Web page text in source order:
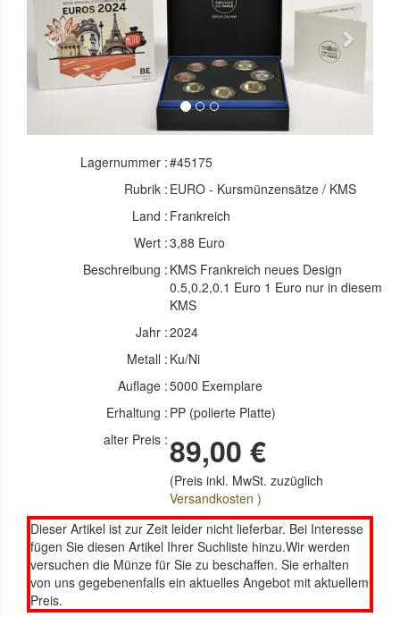
Previous Next
Lagernummer :#45175
Rubrik : EURO - Kursmünzensätze / KMS
Land : Frankreich
Wert :3,88 Euro
Beschreibung : KMS Frankreich neues Design
0.5,0.2,0.1 Euro 1 Euro nur in diesem
KMS
Jahr :2024
Metall : Ku/Ni
Auflage :5000 Exemplare
Erhaltung : PP (polierte Platte)
alter Preis :89,00 €
(Preis inkl. MwSt. zuzüglich
Versandkosten )
Dieser Artikel ist zur Zeit leider nicht lieferbar. Bei Interesse
fügen Sie diesen Artikel Ihrer Suchliste hinzu.Wir werden
versuchen die Münze für Sie zu beschaffen. Sie erhalten
von uns gegebenenfalls ein aktuelles Angebot mit aktuellem
Preis.